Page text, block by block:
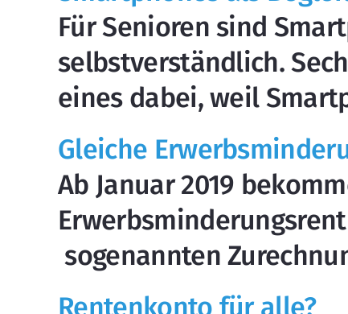
Für Senioren sind
selbstverständlich.
eines dabei, weil
Gleiche
Ab Januar 2019
sogenannten
Rentenkonto für alle?